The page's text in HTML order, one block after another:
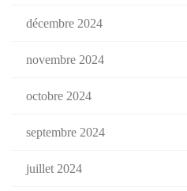
décembre 2024
novembre 2024
octobre 2024
septembre 2024
juillet 2024